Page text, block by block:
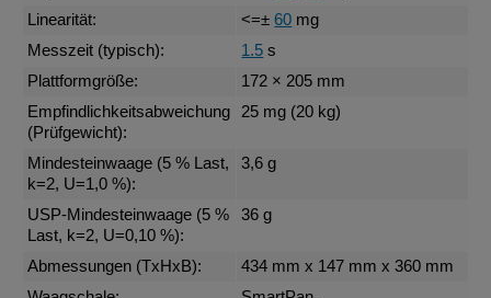
Linearität:
<=±60 mg
Messzeit (typisch):
1.5 s
Plattformgröße:
172 × 205 mm
Empfindlichkeitsabweichung
(Prüfgewicht):
25 mg (20 kg)
Mindesteinwaage (5 % Last,
k=2, U=1,0 %):
3,6 g
USP-Mindesteinwaage (5 %
Last, k=2, U=0,10 %):
36 g
Abmessungen (TxHxB):
434 mm x 147 mm x 360 mm